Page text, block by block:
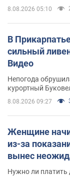
8.08.2026 05:10
В
сильный
Видео
Непогода
курортный
8.08.2026 09:27
Женщине
из-за
вынес
Нужно ли платить